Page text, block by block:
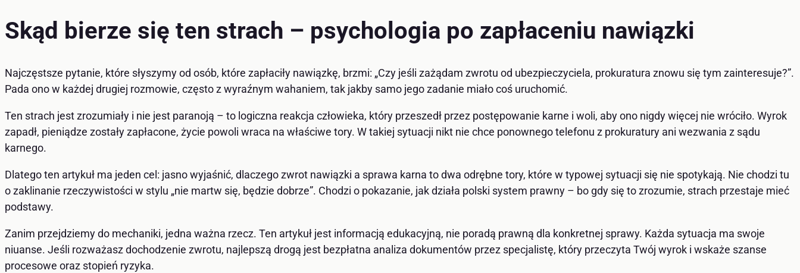
Skąd bierze się ten strach – psychologia po zapłaceniu nawiązki
Najczęstsze pytanie, które słyszymy od osób, które zapłaciły nawiązkę, brzmi: „Czy jeśli zażądam zwrotu od ubezpieczyciela, prokuratura znowu się tym zainteresuje?”.
Pada ono w każdej drugiej rozmowie, często z wyraźnym wahaniem, tak jakby samo jego zadanie miało coś uruchomić.
Ten strach jest zrozumiały i nie jest paranoją – to logiczna reakcja człowieka, który przeszedł przez postępowanie karne i woli, aby ono nigdy więcej nie wróciło. Wyrok
zapadł, pieniądze zostały zapłacone, życie powoli wraca na właściwe tory. W takiej sytuacji nikt nie chce ponownego telefonu z prokuratury ani wezwania z sądu
karnego.
Dlatego ten artykuł ma jeden cel: jasno wyjaśnić, dlaczego zwrot nawiązki a sprawa karna to dwa odrębne tory, które w typowej sytuacji się nie spotykają. Nie chodzi tu
o zaklinanie rzeczywistości w stylu „nie martw się, będzie dobrze”. Chodzi o pokazanie, jak działa polski system prawny – bo gdy się to zrozumie, strach przestaje mieć
podstawy.
Zanim przejdziemy do mechaniki, jedna ważna rzecz. Ten artykuł jest informacją edukacyjną, nie poradą prawną dla konkretnej sprawy. Każda sytuacja ma swoje
niuanse. Jeśli rozważasz dochodzenie zwrotu, najlepszą drogą jest bezpłatna analiza dokumentów przez specjalistę, który przeczyta Twój wyrok i wskaże szanse
procesowe oraz stopień ryzyka.